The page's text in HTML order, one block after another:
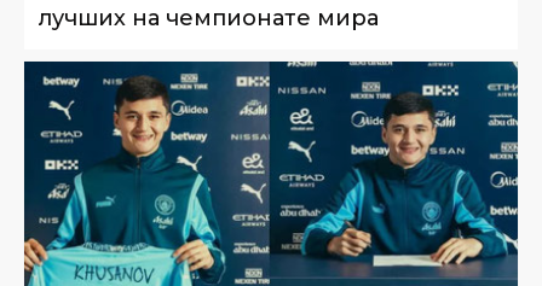
лучших на чемпионате мира